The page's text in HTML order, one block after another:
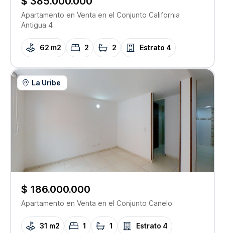
Apartamento en Venta en el Conjunto California
Antigua 4
62 m2 2 2 Estrato 4
La Uribe
$ 186.000.000
Apartamento en Venta en el Conjunto Canelo
31 m2 1 1 Estrato 4